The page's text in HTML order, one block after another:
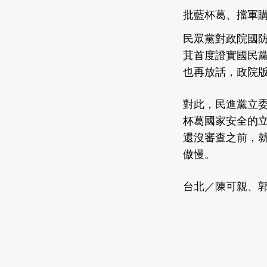
批藍杯葛、擋軍
民眾黨對政院國
萁首度證實國民
也再放話，政院
對此，民進黨立
杯葛國家安全的
還沒審查之前，
傲慢。
台北／陳可親、